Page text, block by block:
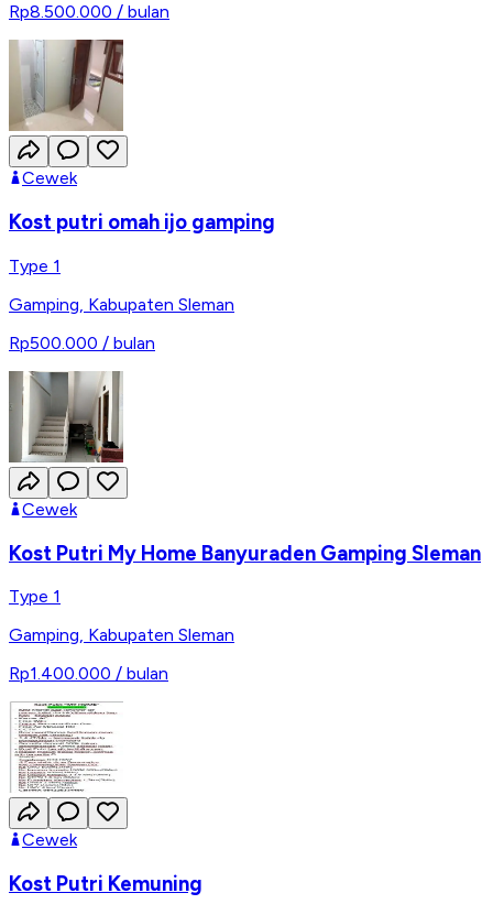
Rp8.500.000 / bulan
Cewek
Kost putri omah ijo gamping
Type 1
Gamping, Kabupaten Sleman
Rp500.000 / bulan
Cewek
Kost Putri My Home Banyuraden Gamping Sleman
Type 1
Gamping, Kabupaten Sleman
Rp1.400.000 / bulan
Cewek
Kost Putri Kemuning